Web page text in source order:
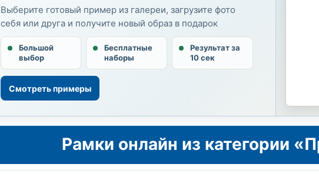
Выберите готовый пример из галереи, загрузите фото
себя или друга и получите новый образ в подарок
Большой
выбор
Бесплатные
наборы
Результат за
10 сек
Смотреть примеры
Рамки онлайн из категории